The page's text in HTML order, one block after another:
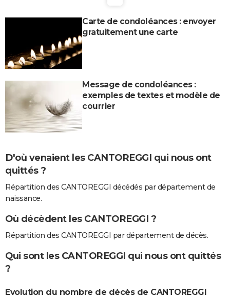
Carte de condoléances : envoyer
gratuitement une carte
Message de condoléances :
exemples de textes et modèle de
courrier
D'où venaient les CANTOREGGI qui nous ont
quittés ?
Répartition des CANTOREGGI décédés par département de
naissance.
Où décèdent les CANTOREGGI ?
Répartition des CANTOREGGI par département de décès.
Qui sont les CANTOREGGI qui nous ont quittés
?
Evolution du nombre de décès de CANTOREGGI